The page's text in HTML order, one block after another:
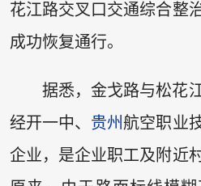
花江路交叉口交通综合整
成功恢复通行。
据悉，金戈路与松花
经开一中、 贵州航空职业
企业，是企业职工及附近